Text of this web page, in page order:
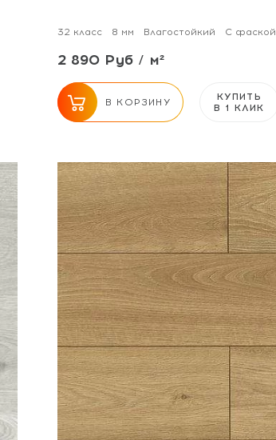
32 класс 8 мм Влагостойкий С фаской
2 890 Руб / м²
В КОРЗИНУ
КУПИТЬ
В 1 КЛИК